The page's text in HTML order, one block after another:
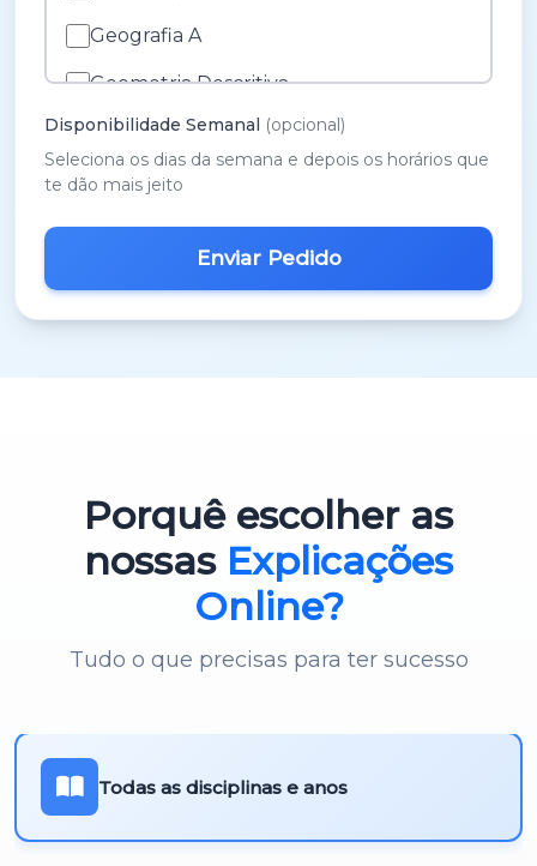
Geografia A
Geometria Descritiva
História A
História e Cultura das Artes
Inglês
Matemática 3º Ciclo
Português 3º Ciclo
Disponibilidade Semanal (opcional)
Seleciona os dias da semana e depois os horários que
te dão mais jeito
Porquê escolher as
nossas Explicações
Online?
Tudo o que precisas para ter sucesso
Todas as disciplinas e anos